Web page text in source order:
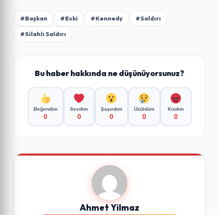
#Başkan #Eski #Kennedy #Saldırı
#Silahlı Saldırı
Bu haber hakkında ne düşünüyorsunuz?
Beğendim
0
Sevdim
0
Şaşırdım
0
Üzüldüm
0
Kızdım
0
Ahmet Yilmaz